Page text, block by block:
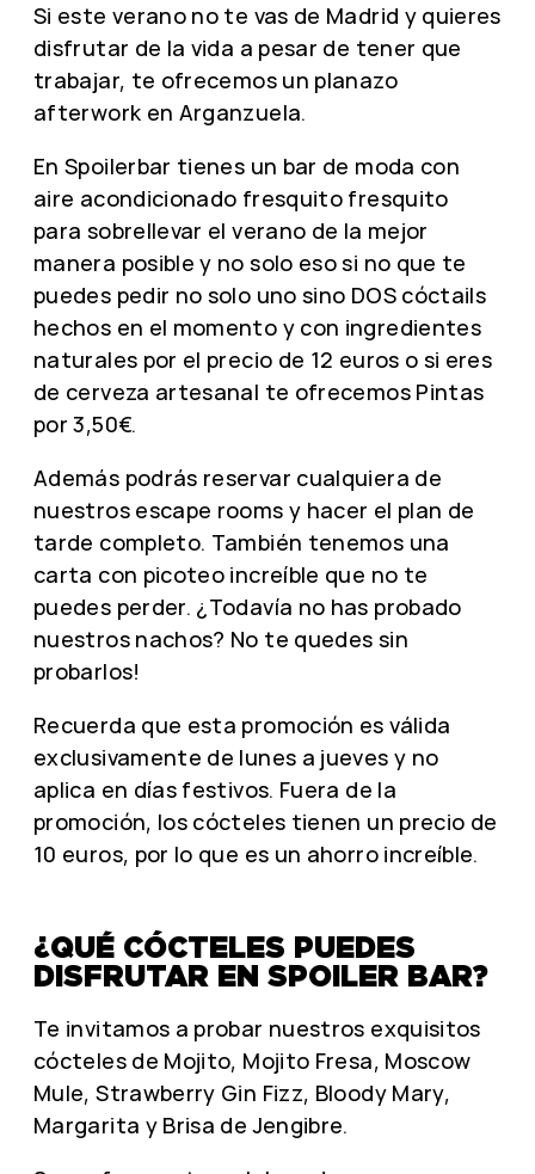
Si este verano no te vas de Madrid y quieres
disfrutar de la vida a pesar de tener que
trabajar, te ofrecemos un planazo
afterwork en Arganzuela.
En Spoilerbar tienes un bar de moda con
aire acondicionado fresquito fresquito
para sobrellevar el verano de la mejor
manera posible y no solo eso si no que te
puedes pedir no solo uno sino DOS cóctails
hechos en el momento y con ingredientes
naturales por el precio de 12 euros o si eres
de cerveza artesanal te ofrecemos Pintas
por 3,50€.
Además podrás reservar cualquiera de
nuestros escape rooms y hacer el plan de
tarde completo. También tenemos una
carta con picoteo increíble que no te
puedes perder. ¿Todavía no has probado
nuestros nachos? No te quedes sin
probarlos!
Recuerda que esta promoción es válida
exclusivamente de lunes a jueves y no
aplica en días festivos. Fuera de la
promoción, los cócteles tienen un precio de
10 euros, por lo que es un ahorro increíble.
¿QUÉ CÓCTELES PUEDES
DISFRUTAR EN SPOILER BAR?
Te invitamos a probar nuestros exquisitos
cócteles de Mojito, Mojito Fresa, Moscow
Mule, Strawberry Gin Fizz, Bloody Mary,
Margarita y Brisa de Jengibre.